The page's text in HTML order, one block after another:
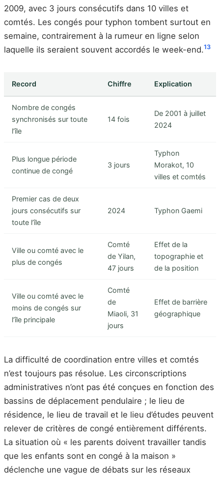
2009, avec 3 jours consécutifs dans 10 villes et
comtés. Les congés pour typhon tombent surtout en
semaine, contrairement à la rumeur en ligne selon
laquelle ils seraient souvent accordés le week-end.13
Record Chiffre Explication
Nombre de congés
synchronisés sur toute
l’île
14 fois
De 2001 à juillet
2024
Plus longue période
continue de congé
3 jours
Typhon
Morakot, 10
villes et comtés
Premier cas de deux
jours consécutifs sur
toute l’île
2024 Typhon Gaemi
Ville ou comté avec le
plus de congés
Comté
de Yilan,
47 jours
Effet de la
topographie et
de la position
Ville ou comté avec le
moins de congés sur
l’île principale
Comté
de
Miaoli, 31
jours
Effet de barrière
géographique
La difficulté de coordination entre villes et comtés
n’est toujours pas résolue. Les circonscriptions
administratives n’ont pas été conçues en fonction des
bassins de déplacement pendulaire ; le lieu de
résidence, le lieu de travail et le lieu d’études peuvent
relever de critères de congé entièrement différents.
La situation où « les parents doivent travailler tandis
que les enfants sont en congé à la maison »
déclenche une vague de débats sur les réseaux